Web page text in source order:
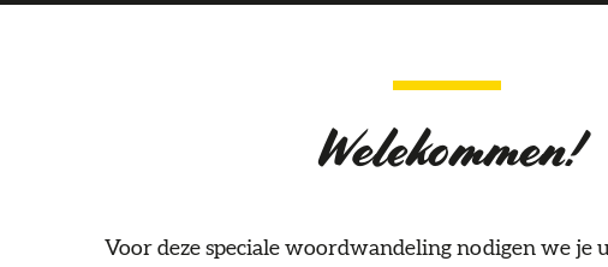
Welekommen!
Voor deze speciale woordwandeling nodigen we je